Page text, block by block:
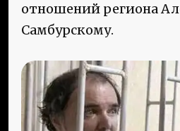
отношений региона
Самбурскому.